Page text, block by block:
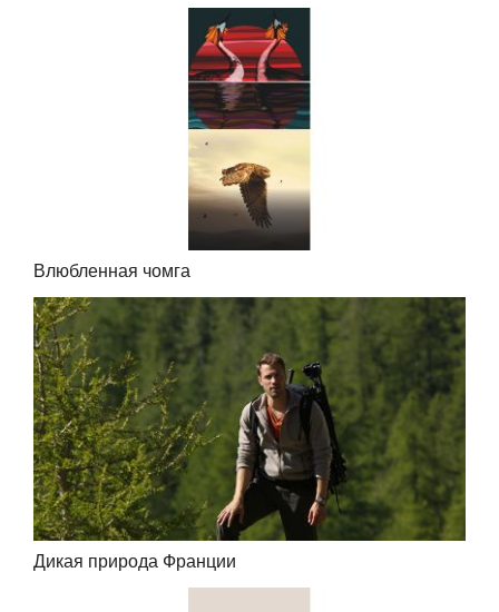
Влюбленная чомга
Дикая природа Франции